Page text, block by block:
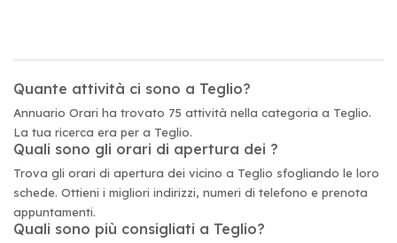
Quante attività ci sono a Teglio?
Annuario Orari ha trovato 75 attività nella categoria a Teglio.
La tua ricerca era per a Teglio.
Quali sono gli orari di apertura dei ?
Trova gli orari di apertura dei vicino a Teglio sfogliando le loro
schede. Ottieni i migliori indirizzi, numeri di telefono e prenota
appuntamenti.
Quali sono più consigliati a Teglio?